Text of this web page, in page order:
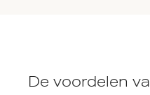
De voordelen